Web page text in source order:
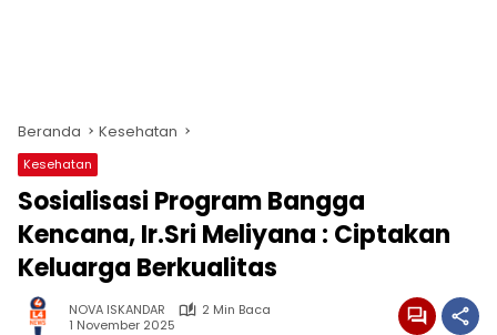
Beranda Kesehatan
Kesehatan
Sosialisasi Program Bangga
Kencana, Ir.Sri Meliyana : Ciptakan
Keluarga Berkualitas
NOVA ISKANDAR
2 Min Baca
1 November 2025